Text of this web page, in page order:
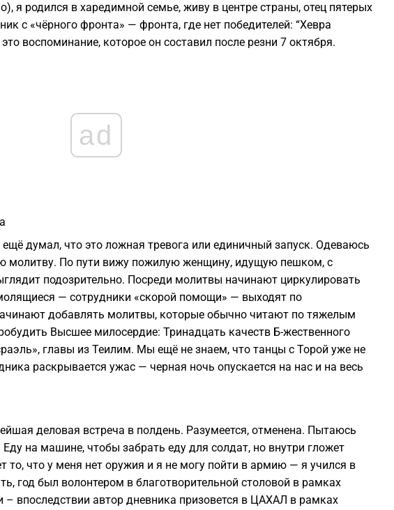
я родился в харедимной семье, живу в центре страны, отец пятерых
с «чёрного фронта» — фронта, где нет победителей: “Хевра
воспоминание, которое он составил после резни 7 октября.
ad
думал, что это ложная тревога или единичный запуск. Одеваюсь
молитву. По пути вижу пожилую женщину, идущую пешком, с
подозрительно. Посреди молитвы начинают циркулировать
— сотрудники «скорой помощи» — выходят по
добавлять молитвы, которые обычно читают по тяжелым
Высшее милосердие: Тринадцать качеств Б-жественного
главы из Теилим. Мы ещё не знаем, что танцы с Торой уже не
раскрывается ужас — черная ночь опускается на нас и на весь
деловая встреча в полдень. Разумеется, отменена. Пытаюсь
Еду на машине, чтобы забрать еду для солдат, но внутри гложет
то, что у меня нет оружия и я не могу пойти в армию — я учился в
год был волонтером в благотворительной столовой в рамках
впоследствии автор дневника призовется в ЦАХАЛ в рамках